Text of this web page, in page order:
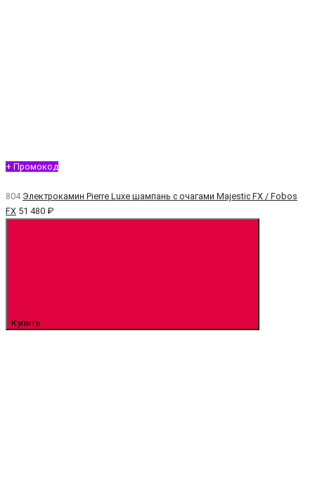
+ Промокод
804 Электрокамин Pierre Luxe шампань с очагами Majestic FX / Fobos
FX 51 480 ₽
Купить